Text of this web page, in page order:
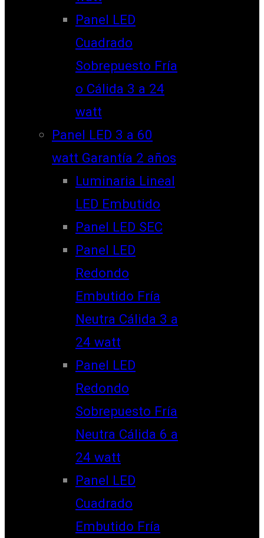
Panel LED
Cuadrado
Sobrepuesto Fría
o Cálida 3 a 24
watt
Panel LED 3 a 60
watt Garantía 2 años
Luminaria Lineal
LED Embutido
Panel LED SEC
Panel LED
Redondo
Embutido Fría
Neutra Cálida 3 a
24 watt
Panel LED
Redondo
Sobrepuesto Fría
Neutra Cálida 6 a
24 watt
Panel LED
Cuadrado
Embutido Fría